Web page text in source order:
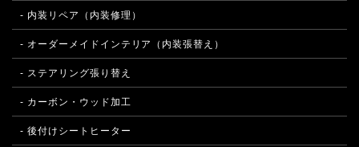
- 内装リペア（内装修理）
- オーダーメイドインテリア（内装張替え）
- ステアリング張り替え
- カーボン・ウッド加工
- 後付けシートヒーター